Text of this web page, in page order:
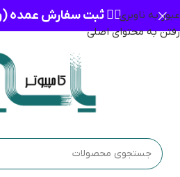
عبور به ناوبری
رفتن به محتوای اصلی
👈🏻 ثبت سفارش عمده